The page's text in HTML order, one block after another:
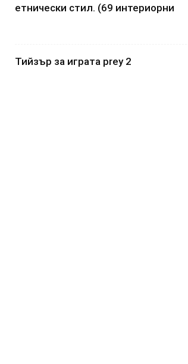
етнически стил. (69 интериорни
Тийзър за играта prey 2